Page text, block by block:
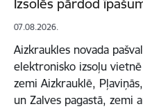
Izsolēs pārdod
07.08.2026.
Aizkraukles novada
elektronisko izsoļu
zemi Aizkrauklē,
un Zalves pagastā, zemi